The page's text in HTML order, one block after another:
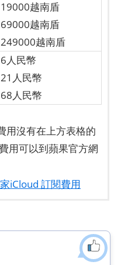
19000越南盾
69000越南盾
249000越南盾
6人民幣
21人民幣
68人民幣
用沒有在上方表格的
用可以到蘋果官方網
iCloud 訂閱費用